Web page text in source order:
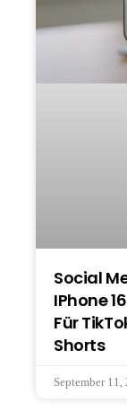
Social
IPhone
Für
Shorts
September 11,